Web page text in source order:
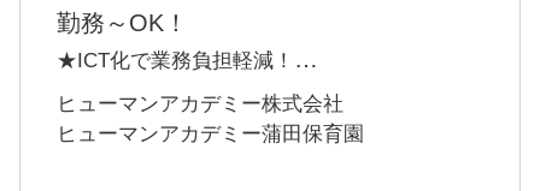
専門職として専門性を向上したい方
子どもたちと一緒に毎日過ごしながら楽しん
自分自身に自信のない方は、ぜひ仲間と一緒
勤務～OK！
★ICT化で業務負担軽減！
ICT化を推進し、保育に専念できる環境整備を
進めています
ヒューマンアカデミー株式会社
ヒューマンアカデミー蒲田保育園